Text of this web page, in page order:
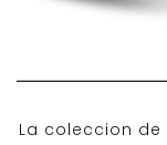
La coleccion de